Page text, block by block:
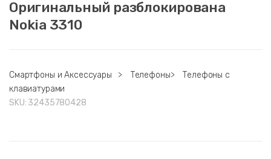
Оригинальный разблокирована
Nokia 3310
Смартфоны и Аксессуары > Телефоны>
Телефоны с
клавиатурами
SKU: 32435780428